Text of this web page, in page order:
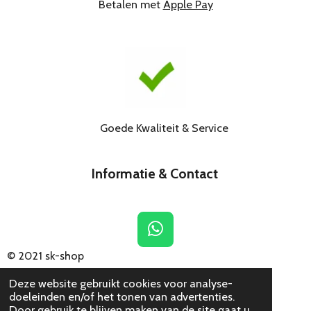
Deze website gebruikt cookies voor analyse-
doeleinden en/of het tonen van advertenties.
Betalen met Apple Pay
Goede Kwaliteit & Service
Informatie & Contact
W
h
a
t
s
© 2021 sk-shop